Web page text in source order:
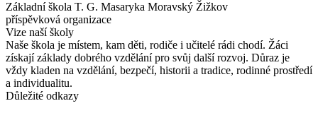
Základní škola T. G. Masaryka Moravský Žižkov
příspěvková organizace
Vize naší školy
Naše škola je místem, kam děti, rodiče i učitelé rádi chodí. Žáci
získají základy dobrého vzdělání pro svůj další rozvoj. Důraz je
vždy kladen na vzdělání, bezpečí, historii a tradice, rodinné prostředí
a individualitu.
Důležité odkazy